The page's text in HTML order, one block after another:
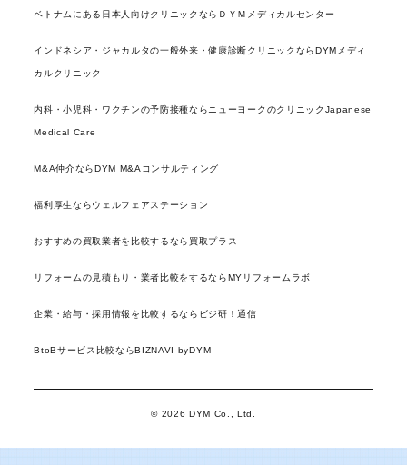
ベトナムにある日本人向けクリニックならＤＹＭメディカルセンター
インドネシア・ジャカルタの一般外来・健康診断クリニックならDYMメディ
カルクリニック
内科・小児科・ワクチンの予防接種ならニューヨークのクリニックJapanese
Medical Care
M&A仲介ならDYM M&Aコンサルティング
福利厚生ならウェルフェアステーション
おすすめの買取業者を比較するなら買取プラス
リフォームの見積もり・業者比較をするならMYリフォームラボ
企業・給与・採用情報を比較するならビジ研！通信
BtoBサービス比較ならBIZNAVI byDYM
© 2026 DYM Co., Ltd.